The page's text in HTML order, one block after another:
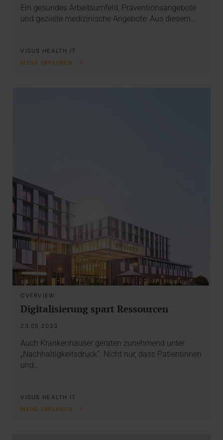
Ein gesundes Arbeitsumfeld, Präventionsangebote
und gezielte medizinische Angebote: Aus diesem…
VISUS HEALTH IT
MEHR ERFAHREN
OVERVIEW
Digitalisierung spart Ressourcen
23.05.2023
Auch Krankenhäuser geraten zunehmend unter
„Nachhaltigkeitsdruck“. Nicht nur, dass Patientinnen
und…
VISUS HEALTH IT
MEHR ERFAHREN